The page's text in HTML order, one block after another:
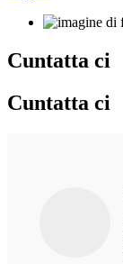
Cuntatta ci
Cuntatta ci